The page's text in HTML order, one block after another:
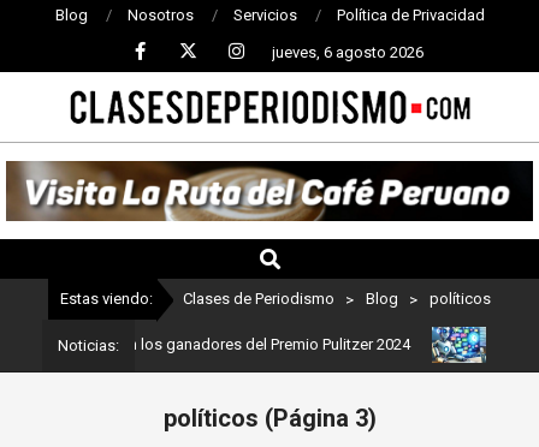
Blog Nosotros Servicios Política de Privacidad
jueves, 6 agosto 2026
CLASES
DE
PERIODISMO
Estas viendo: Clases de Periodismo > Blog > políticos
Noticias:
Estos son los ganadores del Premio Pulitzer 2024 Usuarios
políticos (Página 3)